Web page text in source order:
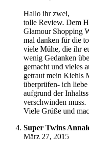
Hallo ihr zwei,
tolle Review. Dem
Glamour Shopping
mal danken für die
viele Mühe, die ihr
wenig Gedanken
gemacht und vieles
getraut mein Kiehls
überprüfen- ich liebe
aufgrund der
verschwinden muss.
Viele Grüße und
Super Twins
März 27, 2015